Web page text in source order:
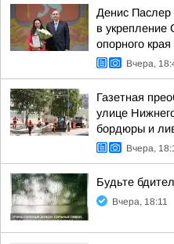
Денис Паслер
в укрепление
опорного
Вчера,
Газетная
улице
бордюры и
Вчера,
Будьте
Вчера, 18:11